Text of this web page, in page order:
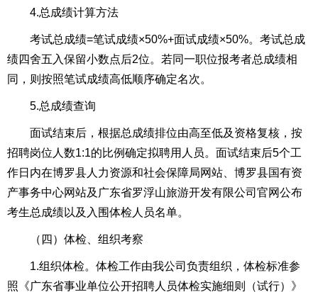
4.总成绩计算方法
考试总成绩=笔试成绩×50%+面试成绩×50%。考试总成
绩四舍五入保留小数点后2位。若同一职位报考者总成绩相
同，则按照笔试成绩高低顺序确定名次。
5.总成绩查询
面试结束后，根据总成绩排位由高至低及资格复核，按
招聘岗位人数1:1的比例确定拟聘用人员。面试结束后5个工
作日内在博罗县人力资源和社会保障局网站、博罗县国有资
产事务中心网站及广东省罗浮山旅游开发有限公司官网公布
考生总成绩以及入围体检人员名单。
（四）体检、组织考察
1.组织体检。体检工作由我公司负责组织，体检标准参
照《广东省事业单位公开招聘人员体检实施细则（试行）》